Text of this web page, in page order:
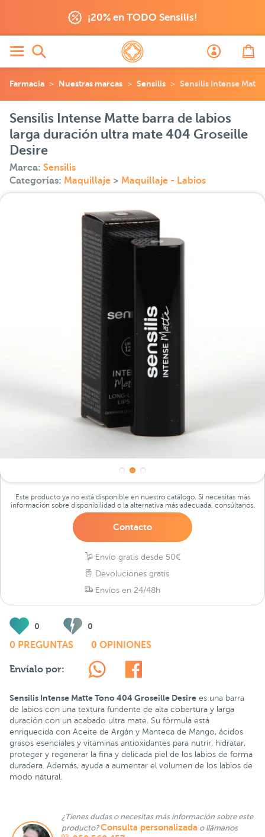
¡20% en TODO Sensilis!
Farmacia Nuestras marcas Sensilis Sensilis Intense
Sensilis Intense Matte barra de labios
larga duración ultra mate 404 Groseille
Desire
Marca: Sensilis
Categorías: Maquillaje > Maquillaje - Labios
Este producto ya no está disponible en nuestro catálogo. Si necesitas más
información sobre disponibilidad o la alternativa más adecuada, consúltanos.
Contacto
Envío gratis desde 50€
Devoluciones gratis
Envíos en 24/48h
0 0
0 PREGUNTAS 0 OPINIONES
Envíalo por:
Sensilis Intense Matte Tono 404 Groseille Desire es una barra
de labios con una textura fundente de alta cobertura y larga
duración con un acabado ultra mate. Su fórmula está
enriquecida con Aceite de Argán y Manteca de Mango, ácidos
grasos esenciales y vitaminas antioxidantes para nutrir, hidratar,
proteger y regenerar la fina y delicada piel de los labios de forma
duradera. Además, ayuda a aumentar el volumen de los labios de
modo natural.
¿Tienes dudas o necesitas más información sobre este
producto?Consulta personalizada o llámanos